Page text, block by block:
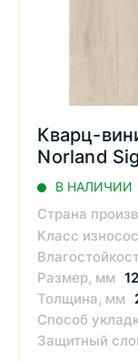
Кварц-
Norland
В НАЛИЧИИ
Страна
Класс
Размер, мм
Толщина, мм
Способ
Защитный